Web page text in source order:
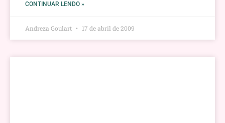
CONTINUAR LENDO »
Andreza Goulart 17 de abril de 2009